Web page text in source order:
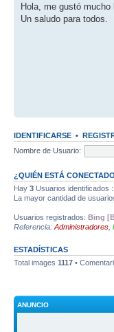
Hola, me gustó
Un saludo para todos.
IDENTIFICARSE •
Nombre de Usuario:
¿QUIÉN ESTÁ
Hay 3 Usuarios identificados
La mayor cantidad de
Usuarios registrados: Bing
Referencia: Administradores
ESTADÍSTICAS
Total images 1117 •
ANUNCIO